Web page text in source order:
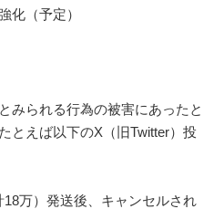
化（予定）
みられる行為の被害にあったと
とえば以下のX（旧Twitter）投
18万）発送後、キャンセルされ